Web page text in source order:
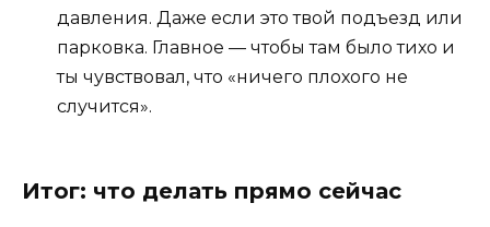
давления. Даже если это твой подъезд или
парковка. Главное — чтобы там было тихо и
ты чувствовал, что «ничего плохого не
случится».
Итог: что делать прямо сейчас